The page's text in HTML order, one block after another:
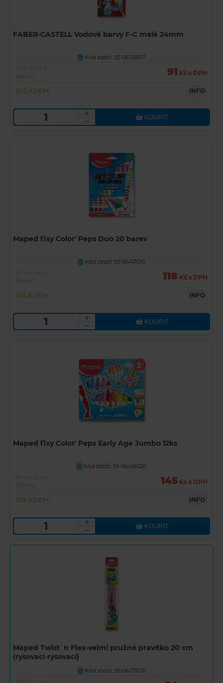
FABER-CASTELL Vodové barvy F-C malé 24mm
U
Kód zboží: 55-06/25017
91 Kč s DPH
SKLADEM INFO
KOUPIT
Maped fixy Color' Peps Duo 20 barev
U
Kód zboží: 55-06/47010
118 Kč s DPH
SKLADEM INFO
KOUPIT
Maped fixy Color' Peps Early Age Jumbo 12ks
U
Kód zboží: 55-06/46020
145 Kč s DPH
SKLADEM INFO
KOUPIT
Maped Twist`n Flex-velmi pružné pravítko 20 cm
(rysovací-rýsovací)
U Kód zboží: 55-06/79210